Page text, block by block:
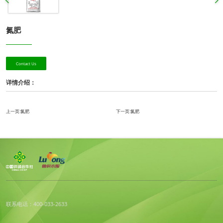
氮肥
Contact Us
详情介绍：
上一页:氮肥 下一页:氮肥
联系电话：400-033-2633